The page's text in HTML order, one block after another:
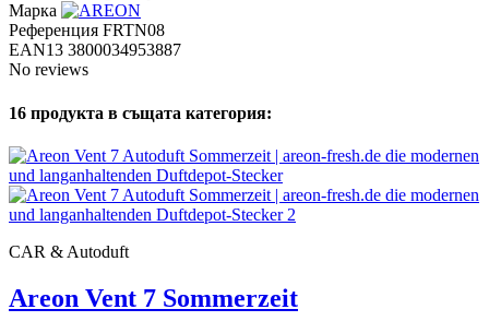
Марка
Референция FRTN08
EAN13 3800034953887
No reviews
16 продукта в същата категория:
CAR & Autoduft
Areon Vent 7 Sommerzeit